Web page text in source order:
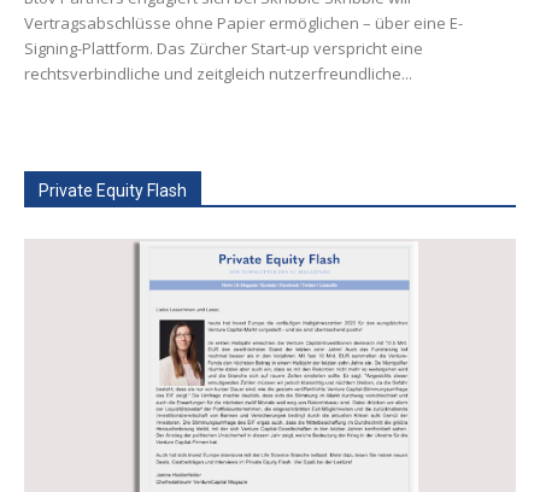
Vertragsabschlüsse ohne Papier ermöglichen – über eine E-
Signing-Plattform. Das Zürcher Start-up verspricht eine
rechtsverbindliche und zeitgleich nutzerfreundliche...
Private Equity Flash